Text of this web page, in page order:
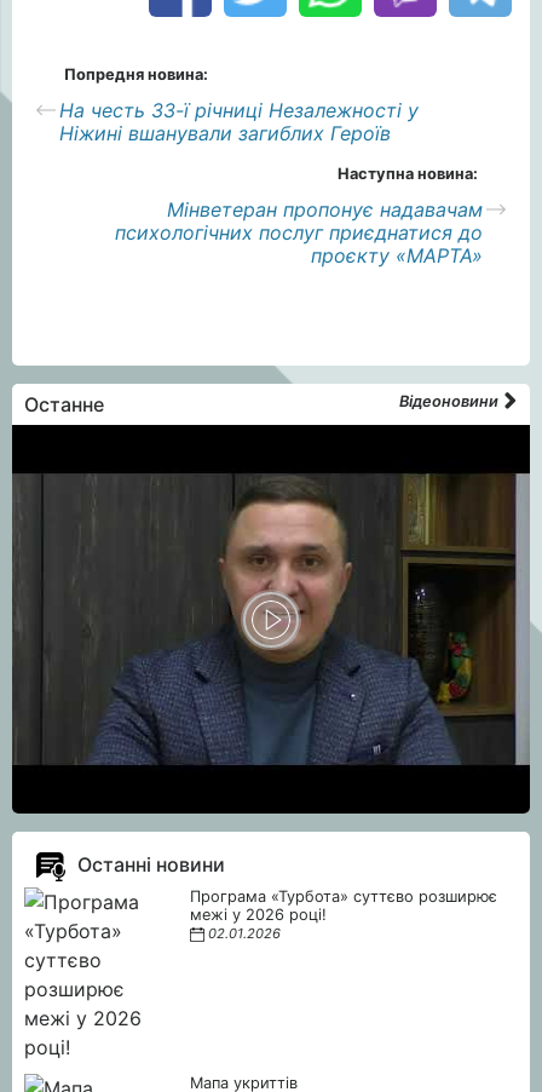
Попредня новина:
На честь 33-ї річниці Незалежності у
Ніжині вшанували загиблих Героїв
Наступна новина:
Мінветеран пропонує надавачам
психологічних послуг приєднатися до
проєкту «МАРТА»
Останне Відеоновини
Останні новини
Програма «Турбота» суттєво розширює
межі у 2026 році!
02.01.2026
Мапа укриттів